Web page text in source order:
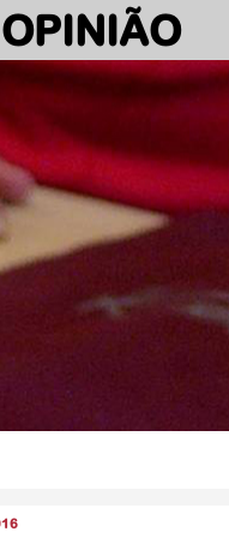
OPINIÃO